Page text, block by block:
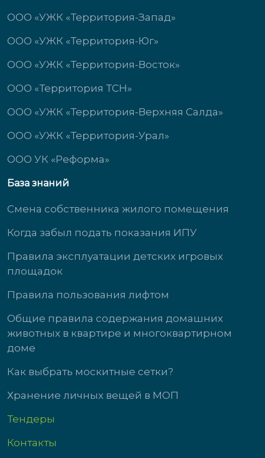
ООО «УЖК «Территория-Запад»
ООО «УЖК «Территория-Юг»
ООО «УЖК «Территория-Восток»
ООО «Территория ТСН»
ООО «УЖК «Территория-Верхняя Салда»
ООО «УЖК «Территория-Урал»
ООО УК «Реформа»
База знаний
Смена собственника жилого помещения
Когда забыл подать показания ИПУ
Правила эксплуатации детских игровых
площадок
Правила пользования лифтом
Общие правила содержания домашних
животных в квартире и многоквартирном
доме
Как выбрать москитные сетки?
Хранение личных вещей в МОП
Тендеры
Контакты